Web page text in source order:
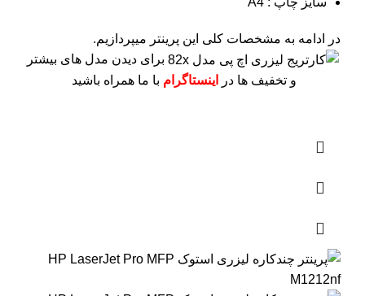
در ادامه به مشخصات کلی این پرینتر میپردازیم.
برای دیدن مدل های بیشتر
و تخفیف ها در
اینستاگرام با ما همراه باشید